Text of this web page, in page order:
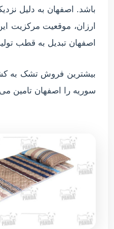
باشد. اصفهان به دلیل
ارزان، موقعیت
اصفهان تبدیل به قطب
بیشترین فروش تشک به
سوریه را اصفهان تامین